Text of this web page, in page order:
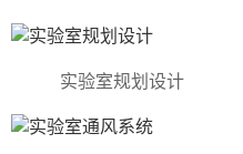
实验室规划设计